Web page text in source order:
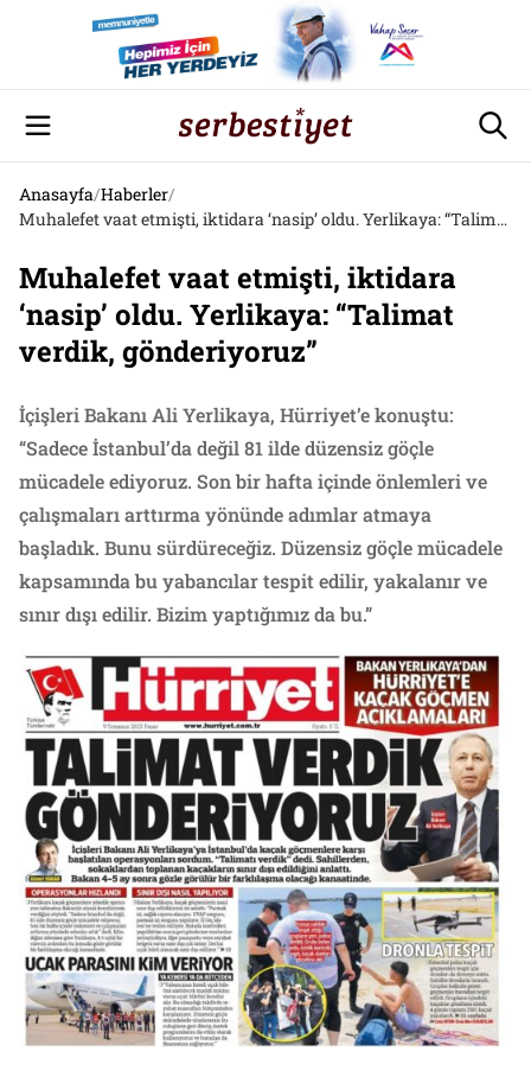
Anasayfa/Haberler/
Muhalefet vaat etmişti, iktidara ‘nasip’ oldu. Yerlikaya: “Talimat verdik, gönderiyoruz”
Muhalefet vaat etmişti, iktidara
‘nasip’ oldu. Yerlikaya: “Talimat
verdik, gönderiyoruz”
İçişleri Bakanı Ali Yerlikaya, Hürriyet’e konuştu:
“Sadece İstanbul’da değil 81 ilde düzensiz göçle
mücadele ediyoruz. Son bir hafta içinde önlemleri ve
çalışmaları arttırma yönünde adımlar atmaya
başladık. Bunu sürdüreceğiz. Düzensiz göçle mücadele
kapsamında bu yabancılar tespit edilir, yakalanır ve
sınır dışı edilir. Bizim yaptığımız da bu.”